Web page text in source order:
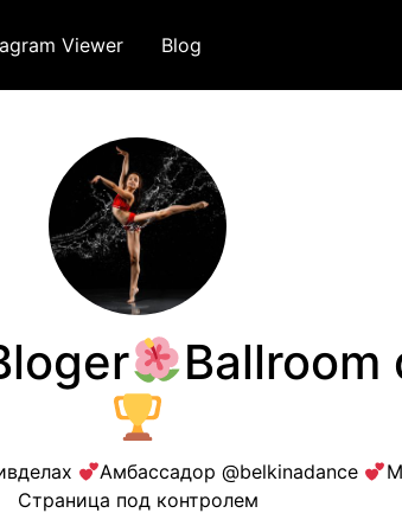
Viewer Blog
Ballroom
Амбассадор @belkinadance
Страница под контролем